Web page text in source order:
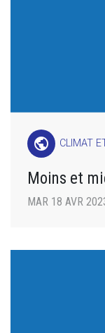
public CLIMAT
Moins et
MAR 18 AVR